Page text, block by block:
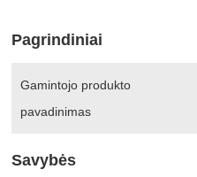
Pagrindiniai
Gamintojo produkto
pavadinimas
Savybės